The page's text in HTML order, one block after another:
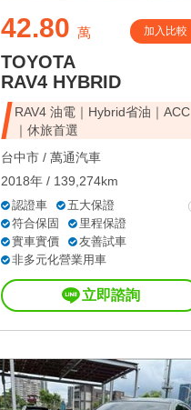
42.80 萬 加入比較
TOYOTA
RAV4 HYBRID
RAV4 油電｜Hybrid省油｜ACC
｜休旅首選
台中市 / 萬通汽車
2018年 / 139,274km
認證車
五大保證
符合保固
里程保證
實車實價
友善試車
非多元化營業用車
立即諮詢